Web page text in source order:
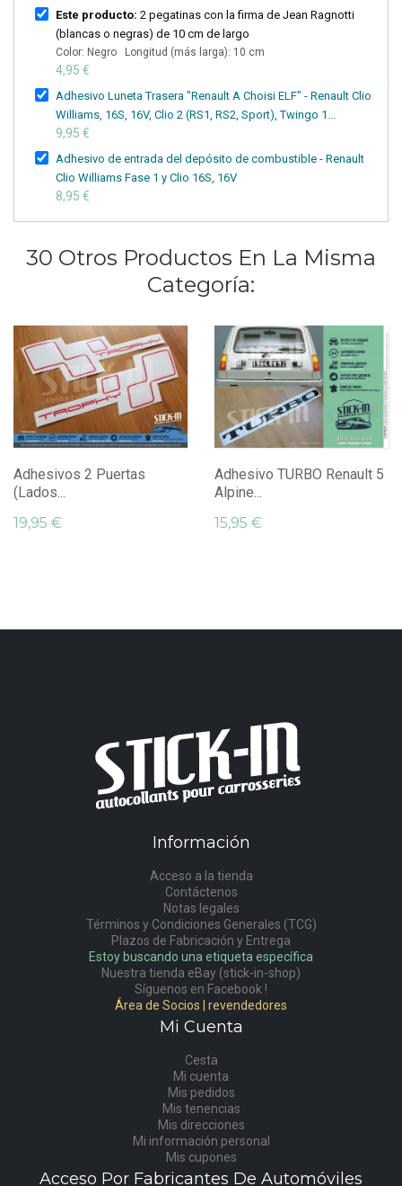
Este producto: 2 pegatinas con la firma de Jean Ragnotti
(blancas o negras) de 10 cm de largo
Color: Negro Longitud (más larga): 10 cm
4,95 €
Adhesivo Luneta Trasera "Renault A Choisi ELF" - Renault Clio
Williams, 16S, 16V, Clio 2 (RS1, RS2, Sport), Twingo 1...
9,95 €
Adhesivo de entrada del depósito de combustible - Renault
Clio Williams Fase 1 y Clio 16S, 16V
8,95 €
30 Otros Productos En La Misma
Categoría:
Adhesivos 2 Puertas
(Lados...
19,95 €
Adhesivo TURBO Renault 5
Alpine...
15,95 €
Información
Acceso a la tienda
Contáctenos
Notas legales
Términos y Condiciones Generales (TCG)
Plazos de Fabricación y Entrega
Estoy buscando una etiqueta específica
Nuestra tienda eBay (stick-in-shop)
Síguenos en Facebook !
Área de Socios | revendedores
Mi Cuenta
Cesta
Mi cuenta
Mis pedidos
Mis tenencias
Mis direcciones
Mi información personal
Mis cupones
Acceso Por Fabricantes De Automóviles